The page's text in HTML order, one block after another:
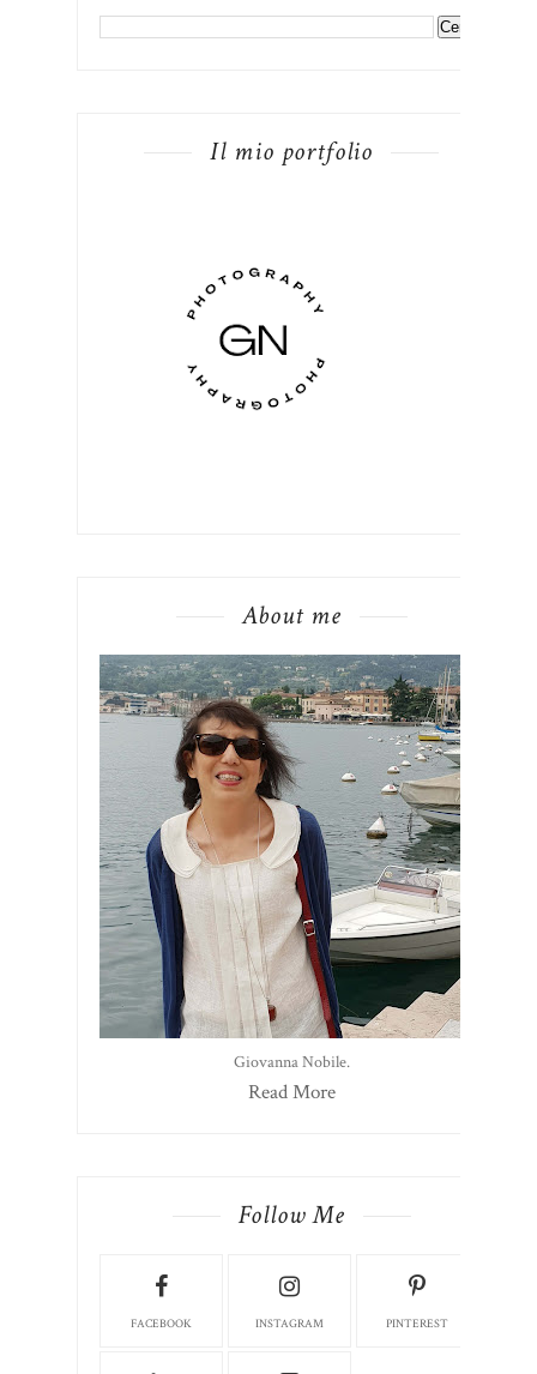
Il mio portfolio
About me
Giovanna Nobile.
Read More
Follow Me
FACEBOOK INSTAGRAM PINTEREST